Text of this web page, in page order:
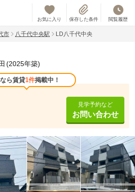
お気に入り 保存した条件 閲覧履歴
市 八千代中央駅 LD八千代中央
(2025年築)
ら賃貸1件掲載中！
見学予約など
お問い合わせ